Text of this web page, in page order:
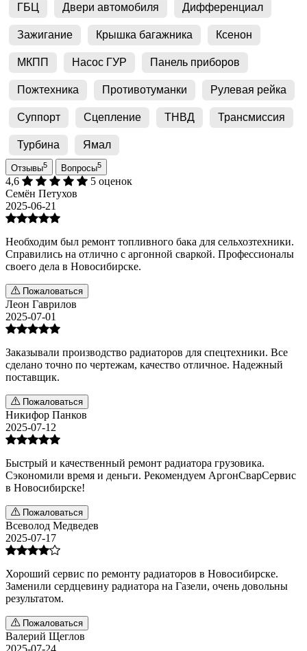
ГБЦ Двери автомобиля Дифференциал
Зажигание Крышка багажника Ксенон
МКПП Насос ГУР Панель приборов
Пожтехника Противотуманки Рулевая рейка
Суппорт Сцепление ТНВД Трансмиссия
Турбина Ямал
Отзывы5 Вопросы5
4,6
5 оценок
Семён Петухов
2025-06-21
Необходим был ремонт топливного бака для сельхозтехники.
Справились на отлично с аргонной сваркой. Профессионалы
своего дела в Новосибирске.
Пожаловаться
Леон Гаврилов
2025-07-01
Заказывали производство радиаторов для спецтехники. Все
сделано точно по чертежам, качество отличное. Надежный
поставщик.
Пожаловаться
Никифор Панков
2025-07-12
Быстрый и качественный ремонт радиатора грузовика.
Сэкономили время и деньги. Рекомендуем АргонСварСервис
в Новосибирске!
Пожаловаться
Всеволод Медведев
2025-07-17
Хороший сервис по ремонту радиаторов в Новосибирске.
Заменили сердцевину радиатора на Газели, очень довольны
результатом.
Пожаловаться
Валерий Щеглов
2025-07-24